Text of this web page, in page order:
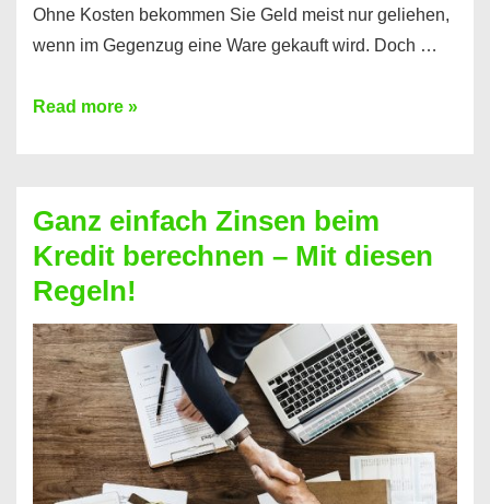
Ohne Kosten bekommen Sie Geld meist nur geliehen,
wenn im Gegenzug eine Ware gekauft wird. Doch …
Einen
bekommen?
So
ist
es
möglich!
Read more »
Ganz einfach Zinsen beim
Kredit berechnen – Mit diesen
Regeln!